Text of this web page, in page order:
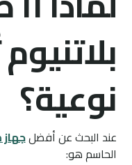
نوعية؟
عند البحث عن أفضل
الحاسم هو: